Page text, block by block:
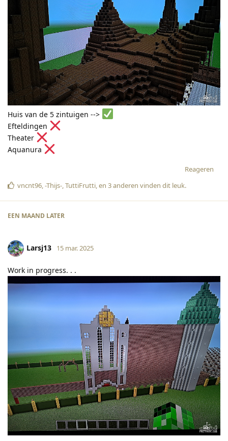
Huis van de 5 zintuigen -->
Efteldingen
Theater
Aquanura
Reageren
vncnt96,-Thijs-,TuttiFrutti, en 3anderen vinden dit leuk.
EEN MAAND LATER
Larsj13 15 mar. 2025
Work in progress. . .